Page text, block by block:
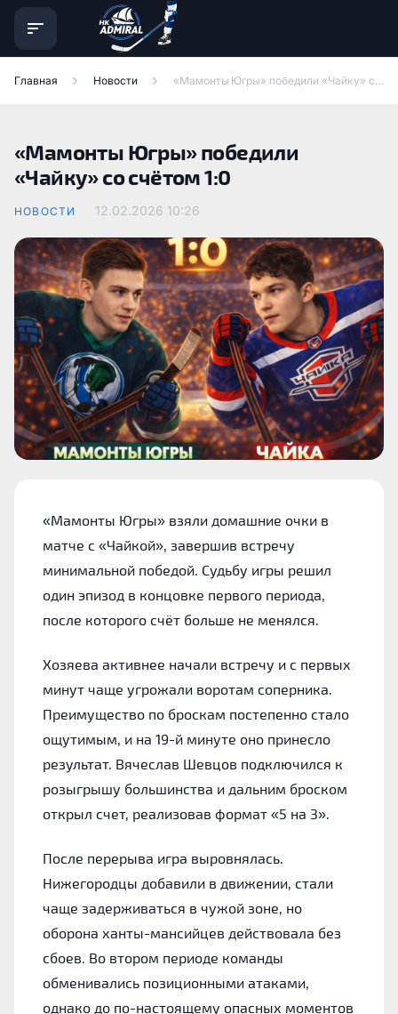
Главная Новости «Мамонты Югры» победили «Чайку» со счётом 1:0
«Мамонты Югры» победили
«Чайку» со счётом 1:0
НОВОСТИ 12.02.2026 10:26
«Мамонты Югры» взяли домашние очки в
матче с «Чайкой», завершив встречу
минимальной победой. Судьбу игры решил
один эпизод в концовке первого периода,
после которого счёт больше не менялся.
Хозяева активнее начали встречу и с первых
минут чаще угрожали воротам соперника.
Преимущество по броскам постепенно стало
ощутимым, и на 19-й минуте оно принесло
результат. Вячеслав Шевцов подключился к
розыгрышу большинства и дальним броском
открыл счет, реализовав формат «5 на 3».
После перерыва игра выровнялась.
Нижегородцы добавили в движении, стали
чаще задерживаться в чужой зоне, но
оборона ханты-мансийцев действовала без
сбоев. Во втором периоде команды
обменивались позиционными атаками,
однако до по-настоящему опасных моментов